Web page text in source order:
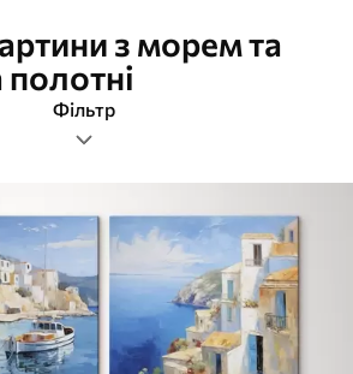
з морем та
Фільтр
зображення
Пляжі та моря
Найновіші